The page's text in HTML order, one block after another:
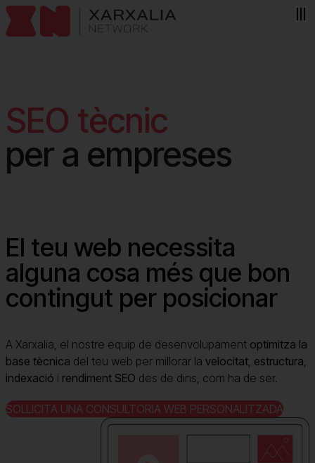
Skip to content
SEO tècnic
per a empreses
El teu web necessita
alguna cosa més que bon
contingut per posicionar
A Xarxalia, el nostre equip de desenvolupament optimitza la
base tècnica del teu web per millorar la velocitat estructura
indexació i rendiment SEO des de dins, com ha de ser.
SOL·LICITA UNA CONSULTORIA WEB PERSONALITZADA